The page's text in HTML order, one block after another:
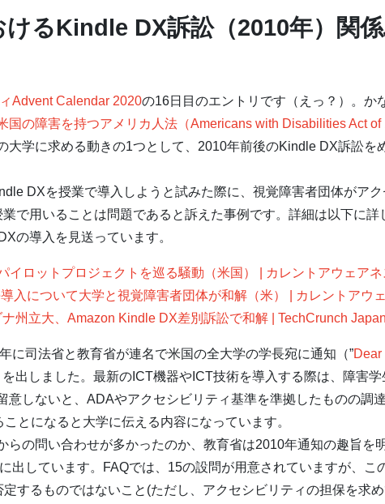
るKindle DX訴訟（2010年）関
Advent Calendar 2020の16日目のエントリです（えっ？）。か
国の障害を持つアメリカ人法（Americans with Disabilities Act of
大学に求める動きの1つとして、2010年前後のKindle DX訴訟を
DXを授業で導入しようと試みた際に、視覚障害者団体がア
で用いることは問題であると訴えた事例です。詳細は以下に詳
の導入を見送っています。
イロットプロジェクトを巡る騒動（米国） | カレントアウェア
入について大学と視覚障害者団体が和解（米） | カレントアウ
州立大、Amazon Kindle DX差別訴訟で和解 | TechCrunch Japan
に司法省と教育省が連名で米国の全大学の学長宛に通知（”
を出しました。最新のICT機器やICT技術を導入する際は、障害
意しないと、ADAやアクセシビリティ基準を準拠したものの調
ことになると大学に伝える内容になっています。
の問い合わせが多かったのか、教育省は2010年通知の趣旨を
出しています。FAQでは、15の設問が用意されていますが、こ
定するものではないこと(ただし、アクセシビリティの担保を求